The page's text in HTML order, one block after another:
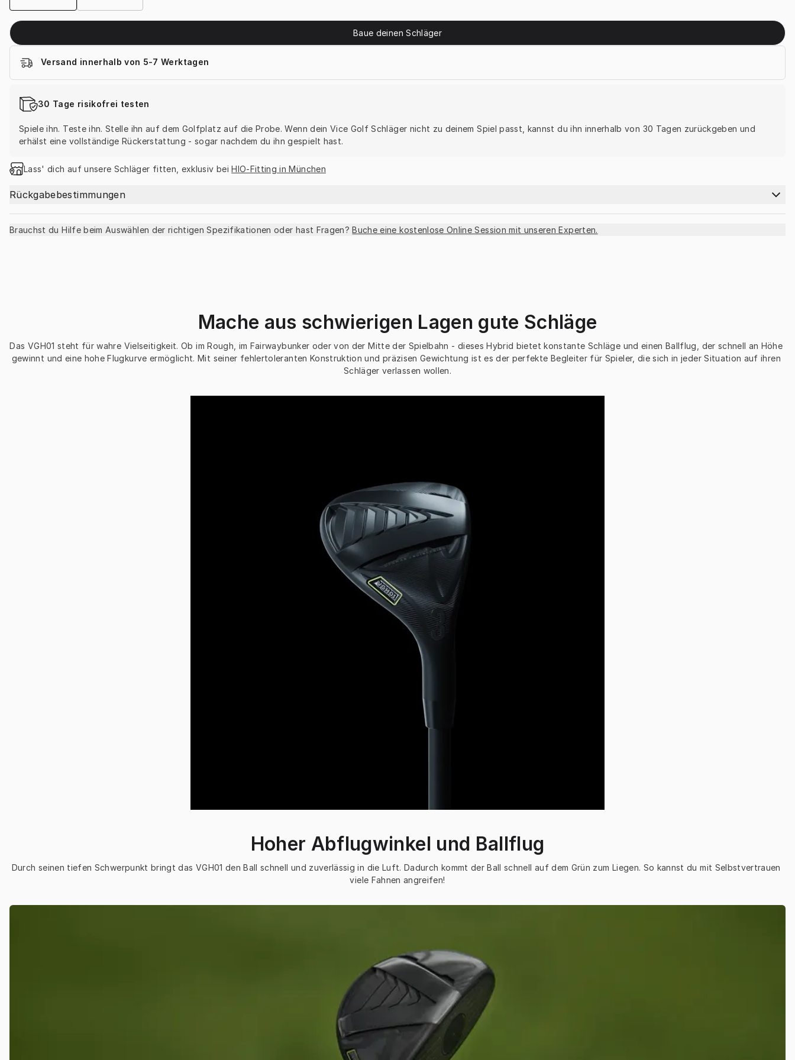
Baue deinen Schläger
Versand innerhalb von 5-7 Werktagen
30 Tage risikofrei testen
Spiele ihn. Teste ihn. Stelle ihn auf dem Golfplatz auf die Probe. Wenn dein Vice Golf Schläger nicht zu deinem Spiel passt, kannst du ihn innerhalb von 30 Tagen zurückgeben und
erhälst eine vollständige Rückerstattung - sogar nachdem du ihn gespielt hast.
Lass' dich auf unsere Schläger fitten, exklusiv bei HIO-Fitting in München
Rückgabebestimmungen
Brauchst du Hilfe beim Auswählen der richtigen Spezifikationen oder hast Fragen? Buche eine kostenlose Online Session mit unseren Experten.
Mache aus schwierigen Lagen gute Schläge
Das VGH01 steht für wahre Vielseitigkeit. Ob im Rough, im Fairwaybunker oder von der Mitte der Spielbahn - dieses Hybrid bietet konstante Schläge und einen Ballflug, der schnell an Höhe
gewinnt und eine hohe Flugkurve ermöglicht. Mit seiner fehlertoleranten Konstruktion und präzisen Gewichtung ist es der perfekte Begleiter für Spieler, die sich in jeder Situation auf ihren
Schläger verlassen wollen.
Hoher Abflugwinkel und Ballflug
Durch seinen tiefen Schwerpunkt bringt das VGH01 den Ball schnell und zuverlässig in die Luft. Dadurch kommt der Ball schnell auf dem Grün zum Liegen. So kannst du mit Selbstvertrauen
viele Fahnen angreifen!